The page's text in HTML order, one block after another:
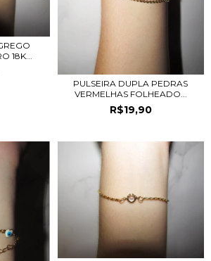
18K...
PULSEIRA DUPLA PEDRAS
VERMELHAS FOLHEADO...
R$19,90